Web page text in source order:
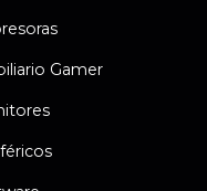
Gamer